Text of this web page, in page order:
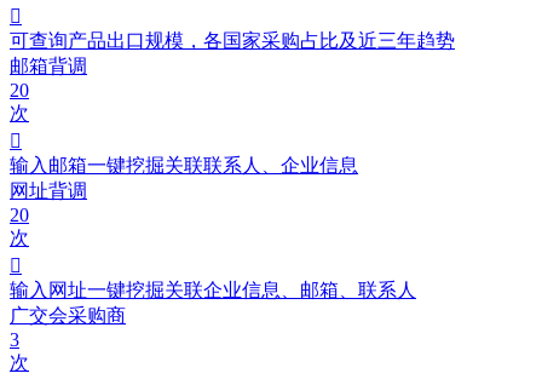

可查询产品出口规模，各国家采购占比及近三年趋势
邮箱背调
20
次

输入邮箱一键挖掘关联联系人、企业信息
网址背调
20
次

输入网址一键挖掘关联企业信息、邮箱、联系人
广交会采购商
3
次